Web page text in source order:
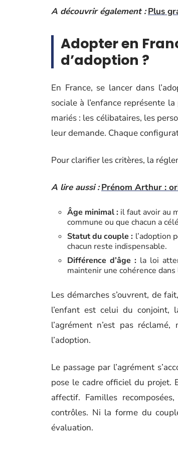
A découvrir également : Plus
Adopter en
d’adoption ?
En France, se lancer dans
sociale à l’enfance représente
mariés : les célibataires, les
leur demande. Chaque
Pour clarifier les critères, la
A lire aussi : Prénom Arthur :
Âge minimal : il faut avoir au
commune ou que chacun a
Statut du couple : l’adoption
chacun reste indispensable.
Différence d’âge :la loi
maintenir une cohérence
Les démarches s’ouvrent, de
l’enfant est celui du conjoint,
l’agrément n’est pas
l’adoption.
Le passage par l’agrément
pose le cadre officiel du projet.
affectif. Familles
contrôles. Ni la forme du
évaluation.